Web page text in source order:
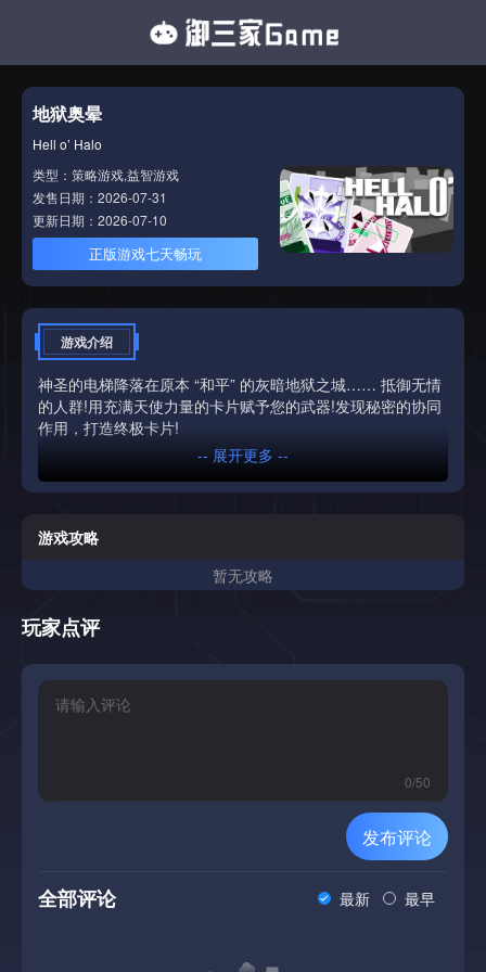
地狱奥晕
Hell o’ Halo
类型：策略游戏,益智游戏
发售日期：2026-07-31
更新日期：2026-07-10
正版游戏七天畅玩
游戏介绍
神圣的电梯降落在原本 “和平” 的灰暗地狱之城…… 抵御无情
的人群!用充满天使力量的卡片赋予您的武器!发现秘密的协同
作用，打造终极卡片!
-- 展开更多 --
游戏攻略
暂无攻略
玩家点评
0/50
发布评论
全部评论 最新 最早